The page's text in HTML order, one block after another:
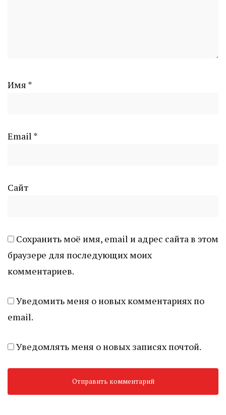
Имя *
Email *
Сайт
Сохранить моё имя, email и адрес сайта в этом
браузере для последующих моих
комментариев.
Уведомить меня о новых комментариях по
email.
Уведомлять меня о новых записях почтой.